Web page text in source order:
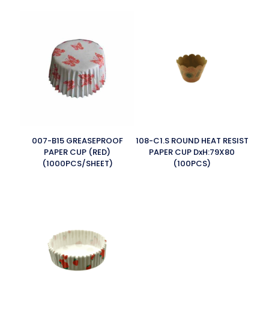
007-B15 GREASEPROOF
PAPER CUP (RED)
(1000PCS/SHEET)
108-C1.S ROUND HEAT RESIST
PAPER CUP DxH:79X80
(100PCS)